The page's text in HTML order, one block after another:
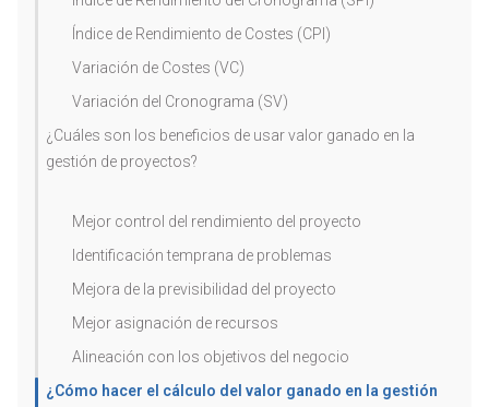
Índice de Rendimiento de Costes (CPI)
Variación de Costes (VC)
Variación del Cronograma (SV)
¿Cuáles son los beneficios de usar valor ganado en la
gestión de proyectos?
Mejor control del rendimiento del proyecto
Identificación temprana de problemas
Mejora de la previsibilidad del proyecto
Mejor asignación de recursos
Alineación con los objetivos del negocio
¿Cómo hacer el cálculo del valor ganado en la gestión